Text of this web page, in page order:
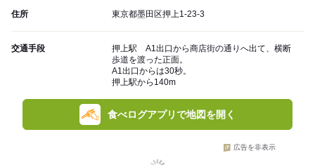
住所 東京都墨田区押上1-23-3
交通手段
押上駅 A1出口から商店街の通りへ出て、横断
歩道を渡った正面。
A1出口からは30秒。
押上駅から140m
食べログアプリで地図を開く
広告を非表示